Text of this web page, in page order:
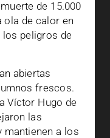
de 15.000
ola de calor en
los peligros de
abiertas
frescos.
Víctor Hugo de
las
mantienen a los